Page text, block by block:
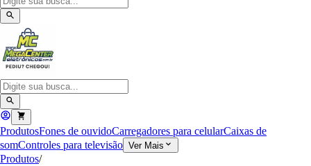
ProdutosFones de ouvidoCarregadores para celularCaixas de
somControles para televisão Ver Mais
Produtos/